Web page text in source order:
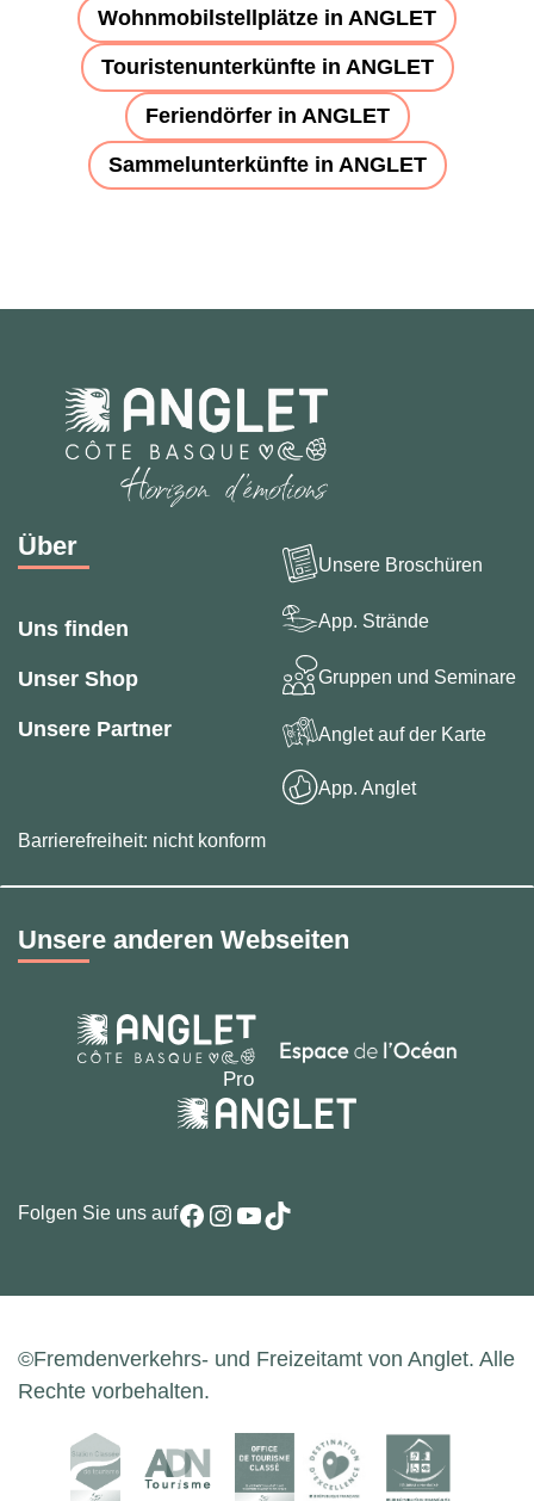
Wohnmobilstellplätze in ANGLET
Touristenunterkünfte in ANGLET
Feriendörfer in ANGLET
Sammelunterkünfte in ANGLET
Über
Uns finden
Unser Shop
Unsere Partner
Unsere Broschüren
App. Strände
Gruppen und Seminare
Anglet auf der Karte
App. Anglet
Barrierefreiheit: nicht konform
Unsere anderen Webseiten
Folgen Sie uns aufFacebook
Instagram
YouTube
TikTok
©Fremdenverkehrs- und Freizeitamt von Anglet. Alle
Rechte vorbehalten.